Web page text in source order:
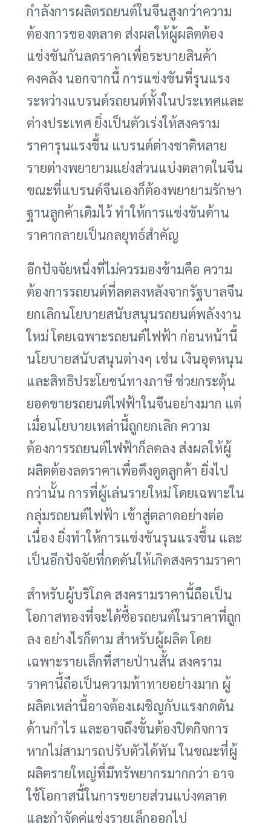
กำลังการผลิตรถยนต์ในจีนสูงกว่าความ
ต้องการของตลาด ส่งผลให้ผู้ผลิตต้อง
แข่งขันกันลดราคาเพื่อระบายสินค้า
คงคลัง นอกจากนี้ การแข่งขันที่รุนแรง
ระหว่างแบรนด์รถยนต์ทั้งในประเทศและ
ต่างประเทศ ยิ่งเป็นตัวเร่งให้สงคราม
ราคารุนแรงขึ้น แบรนด์ต่างชาติหลาย
รายต่างพยายามแย่งส่วนแบ่งตลาดในจีน
ขณะที่แบรนด์จีนเองก็ต้องพยายามรักษา
ฐานลูกค้าเดิมไว้ ทำให้การแข่งขันด้าน
ราคากลายเป็นกลยุทธ์สำคัญ
อีกปัจจัยหนึ่งที่ไม่ควรมองข้ามคือ ความ
ต้องการรถยนต์ที่ลดลงหลังจากรัฐบาลจีน
ยกเลิกนโยบายสนับสนุนรถยนต์พลังงาน
ใหม่ โดยเฉพาะรถยนต์ไฟฟ้า ก่อนหน้านี้
นโยบายสนับสนุนต่างๆ เช่น เงินอุดหนุน
และสิทธิประโยชน์ทางภาษี ช่วยกระตุ้น
ยอดขายรถยนต์ไฟฟ้าในจีนอย่างมาก แต่
เมื่อนโยบายเหล่านี้ถูกยกเลิก ความ
ต้องการรถยนต์ไฟฟ้าก็ลดลง ส่งผลให้ผู้
ผลิตต้องลดราคาเพื่อดึงดูดลูกค้า ยิ่งไป
กว่านั้น การที่ผู้เล่นรายใหม่ โดยเฉพาะใน
กลุ่มรถยนต์ไฟฟ้า เข้าสู่ตลาดอย่างต่อ
เนื่อง ยิ่งทำให้การแข่งขันรุนแรงขึ้น และ
เป็นอีกปัจจัยที่กดดันให้เกิดสงครามราคา
สำหรับผู้บริโภค สงครามราคานี้ถือเป็น
โอกาสทองที่จะได้ซื้อรถยนต์ในราคาที่ถูก
ลง อย่างไรก็ตาม สำหรับผู้ผลิต โดย
เฉพาะรายเล็กที่สายป่านสั้น สงคราม
ราคานี้ถือเป็นความท้าทายอย่างมาก ผู้
ผลิตเหล่านี้อาจต้องเผชิญกับแรงกดดัน
ด้านกำไร และอาจถึงขั้นต้องปิดกิจการ
หากไม่สามารถปรับตัวได้ทัน ในขณะที่ผู้
ผลิตรายใหญ่ที่มีทรัพยากรมากกว่า อาจ
ใช้โอกาสนี้ในการขยายส่วนแบ่งตลาด
และกำจัดคู่แข่งรายเล็กออกไป